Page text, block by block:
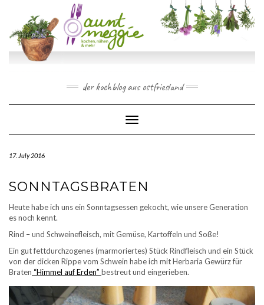
content
der kochblog aus ostfriesland
Toggle Navigation
17. July 2016
SONNTAGSBRATEN
Heute habe ich uns ein Sonntagsessen gekocht, wie unsere Generation
es noch kennt.
Rind – und Schweinefleisch, mit Gemüse, Kartoffeln und Soße!
Ein gut fettdurchzogenes (marmoriertes) Stück Rindfleisch und ein Stück
von der dicken Rippe vom Schwein habe ich mit Herbaria Gewürz für
Braten “Himmel auf Erden” bestreut und eingerieben.